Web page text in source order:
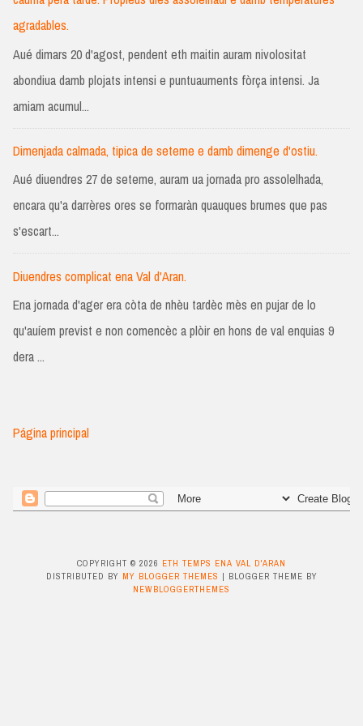
agradables.
Aué dimars 20 d'agost, pendent eth maitin auram nivolositat
abondiua damb plojats intensi e puntuauments fòrça intensi. Ja
amiam acumul...
Dimenjada calmada, tipica de seteme e damb dimenge d'ostiu.
Aué diuendres 27 de seteme, auram ua jornada pro assolelhada,
encara qu'a darrères ores se formaràn quauques brumes que pas
s'escart...
Diuendres complicat ena Val d'Aran.
Ena jornada d'ager era còta de nhèu tardèc mès en pujar de lo
qu'auíem previst e non comencèc a plòir en hons de val enquias 9
dera ...
Página principal
COPYRIGHT © 2026 ETH TEMPS ENA VAL D'ARAN
DISTRIBUTED BY MY BLOGGER THEMES | BLOGGER THEME BY
NEWBLOGGERTHEMES